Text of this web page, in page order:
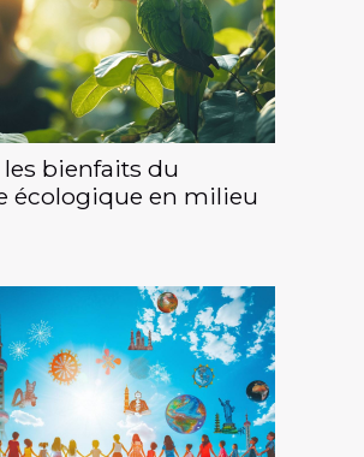
bienfaits du
écologique en milieu